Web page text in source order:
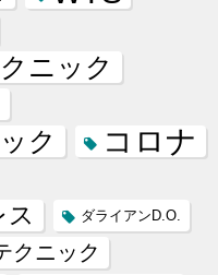
ニック
ク コロナ
ダライアンD.O.
クニック